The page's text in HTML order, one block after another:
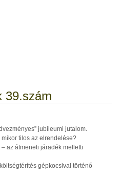
39.szám
jubileumi jutalom.
tilos az elrendelése?
az átmeneti járadék melletti
gépkocsival történő